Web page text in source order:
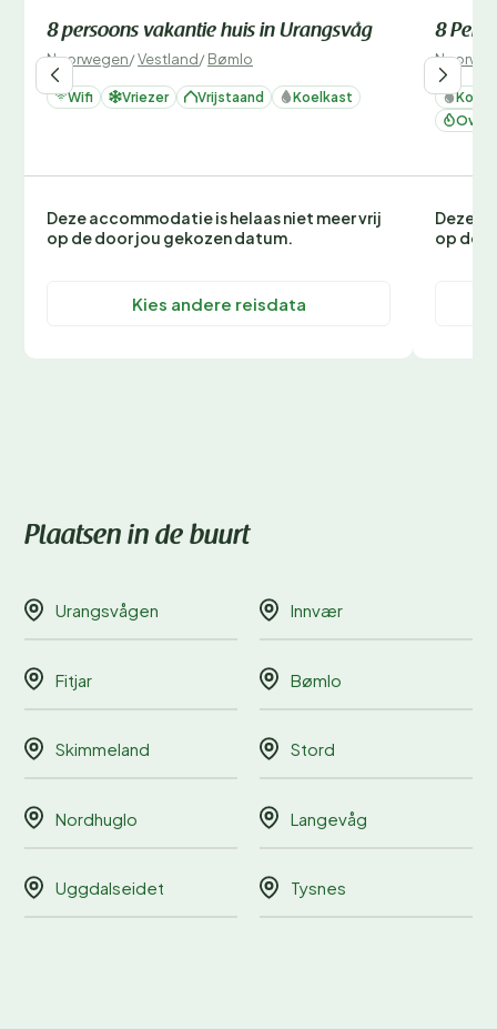
8 persoons vakantie huis in Urangsvåg
Noorwegen/Vestland/Bømlo
Wifi Vriezer Vrijstaand Koelkast
Deze accommodatie is helaas niet meer vrij
op de door jou gekozen datum.
Kies andere reisdata
8
Oven
Deze
op de
Plaatsen in de buurt
Urangsvågen Innvær
Fitjar Bømlo
Skimmeland Stord
Nordhuglo Langevåg
Uggdalseidet Tysnes